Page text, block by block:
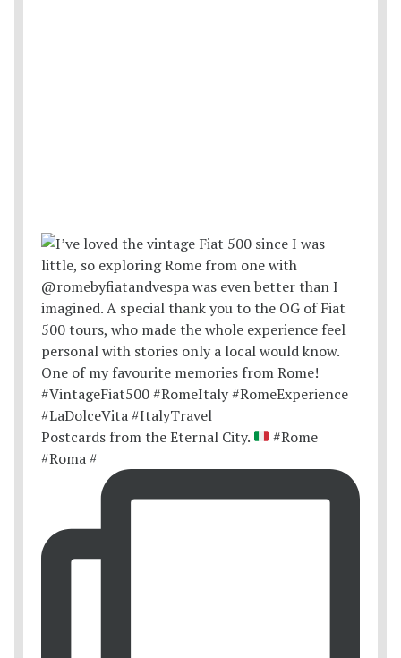
Postcards from the Eternal City.
#Rome
#Roma #